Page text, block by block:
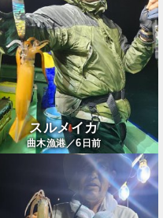
スルメイカ
曲木漁港／6 日前